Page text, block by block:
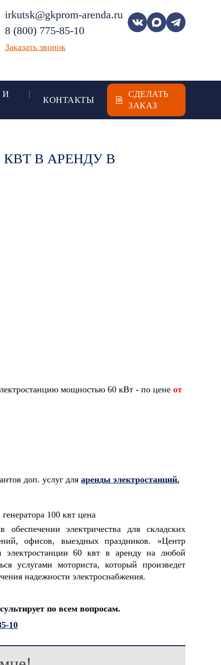
irkutsk@gkprom-arenda.ru
8 (800) 775-85-10
Заказать звонок
И
КОНТАКТЫ
СДЕЛАТЬ
ЗАКАЗ
- 5"
металлургический комбинат
КВТ В АРЕНДУ В
мощностью 60 кВт - по цене от
доп. услуг для аренды электростанций.
электричества для складских
офисов, выездных праздников. «Центр
электростанции 60 квт в аренду на любой
услугами моториста, который произведет
надежности электроснабжения.
по всем вопросам.
10